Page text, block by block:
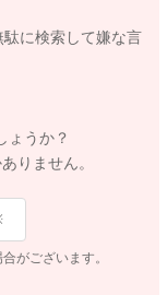
に検索して嫌な言
ょうか？
りません。
がございます。